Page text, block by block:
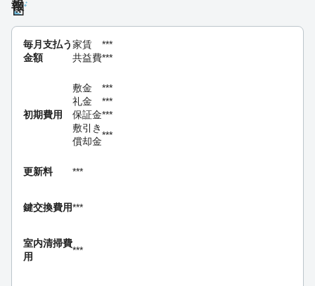
報
毎月支払う
金額
家賃
***
共益費***
初期費用
敷金
***
礼金
***
保証金***
敷引き
償却金
***
更新料 ***
鍵交換費用***
室内清掃費
用
***